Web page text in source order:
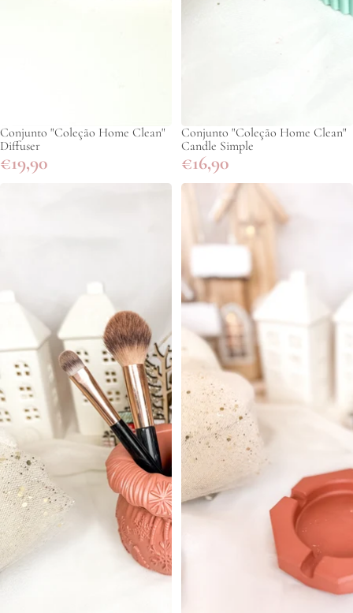
Conjunto "Coleção Home Clean"
Diffuser
€19,90
Conjunto "Coleção Home Clean"
Candle Simple
€16,90